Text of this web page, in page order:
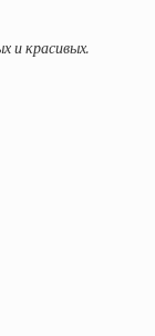
и красивых.